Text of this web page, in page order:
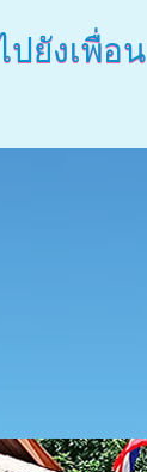
ปยังเพื่อน